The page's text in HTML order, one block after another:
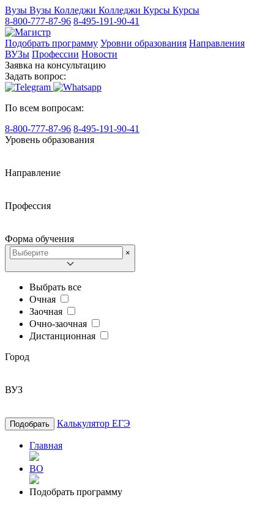
Вузы Вузы Колледжи Колледжи Курсы Курсы
8-800-777-87-96 8-495-191-90-41
Подобрать программу Уровни образования Направления
ВУЗы Профессии Новости
Заявка на консультацию
Задать вопрос:
По всем вопросам:
8-800-777-87-96 8-495-191-90-41
Уровень образования
Направление
Профессия
Форма обучения
×
Выбрать все
Очная
Заочная
Очно-заочная
Дистанционная
Город
ВУЗ
Подобрать Калькулятор ЕГЭ
Главная
ВО
Подобрать программу